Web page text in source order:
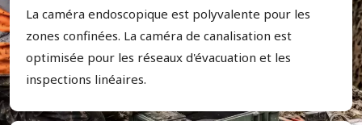
La caméra endoscopique est polyvalente pour les
zones confinées. La caméra de canalisation est
optimisée pour les réseaux d'évacuation et les
inspections linéaires.